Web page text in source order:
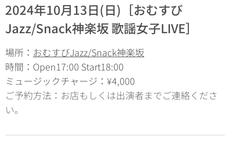
2024年10月13日(日)［おむすび
Jazz/Snack神楽坂 歌謡女子LIVE］
場所： おむすびJazz/Snack神楽坂
時間：Open17:00 Start18:00
ミュージックチャージ：¥4,000
ご予約方法：お店もしくは出演者までご連絡くださ
い。